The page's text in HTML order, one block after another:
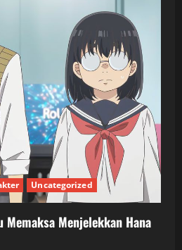
Uncategorized
Memaksa Menjelekkan Hana